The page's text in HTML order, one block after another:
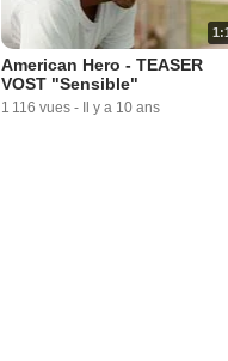
American Hero - TEASER
VOST "Sensible"
1 116 vues - Il y a 10 ans